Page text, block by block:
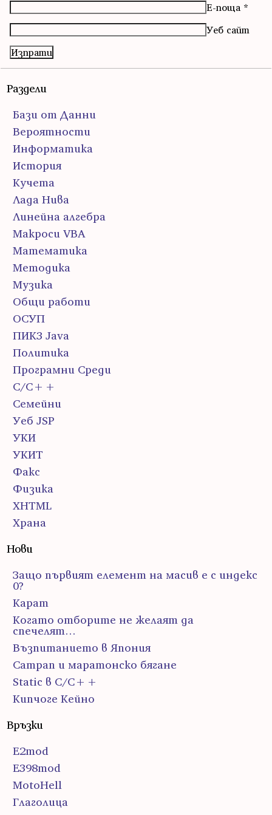
Е-поща *
Уеб сайт
Раздели
Бази от Данни
Вероятности
Информатика
История
Кучета
Лада Нива
Линейна алгебра
Макроси VBA
Математика
Методика
Музика
Общи работи
ОСУП
ПИК3 Java
Политика
Програмни Среди
С/С++
Семейни
Уеб JSP
УКИ
УКИТ
Факс
Физика
ХHTML
Храна
Нови
Защо първият елемент на масив е с индекс
0?
Карат
Когато отборите не желаят да
спечелят…
Възпитанието в Япония
Сатрап и маратонско бягане
Static в C/C++
Кипчоге Кейно
Връзки
E2mod
E398mod
MotoHell
Глаголица